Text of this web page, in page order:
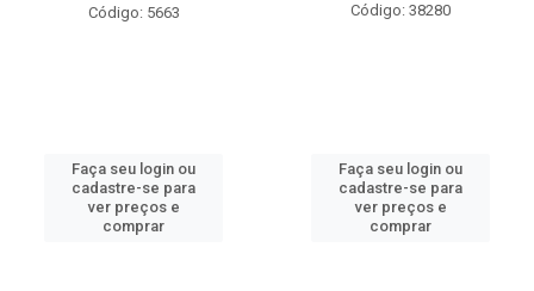
Código: 5663
Faça seu login ou
cadastre-se para
ver preços e
comprar
Código: 38280
Faça seu login ou
cadastre-se para
ver preços e
comprar